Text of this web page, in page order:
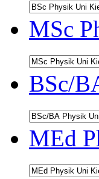
MSc
BSc/
MEd